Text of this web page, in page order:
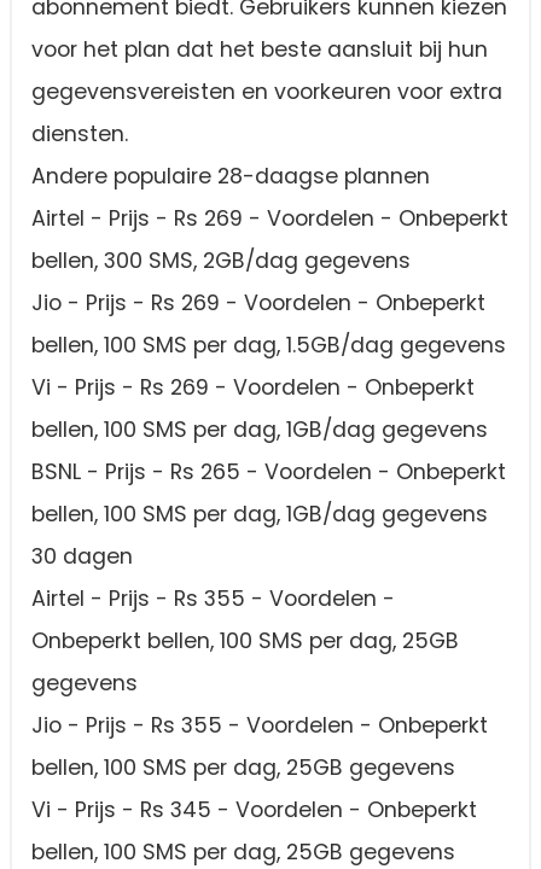
abonnement biedt. Gebruikers kunnen kiezen
voor het plan dat het beste aansluit bij hun
gegevensvereisten en voorkeuren voor extra
diensten.
Andere populaire 28-daagse plannen
Airtel - Prijs - Rs 269 - Voordelen - Onbeperkt
bellen, 300 SMS, 2GB/dag gegevens
Jio - Prijs - Rs 269 - Voordelen - Onbeperkt
bellen, 100 SMS per dag, 1.5GB/dag gegevens
Vi - Prijs - Rs 269 - Voordelen - Onbeperkt
bellen, 100 SMS per dag, 1GB/dag gegevens
BSNL - Prijs - Rs 265 - Voordelen - Onbeperkt
bellen, 100 SMS per dag, 1GB/dag gegevens
30 dagen
Airtel - Prijs - Rs 355 - Voordelen -
Onbeperkt bellen, 100 SMS per dag, 25GB
gegevens
Jio - Prijs - Rs 355 - Voordelen - Onbeperkt
bellen, 100 SMS per dag, 25GB gegevens
Vi - Prijs - Rs 345 - Voordelen - Onbeperkt
bellen, 100 SMS per dag, 25GB gegevens